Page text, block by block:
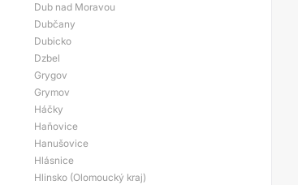
Dub nad Moravou
Dubčany
Dubicko
Dzbel
Grygov
Grymov
Háčky
Haňovice
Hanušovice
Hlásnice
Hlinsko (Olomoucký kraj)